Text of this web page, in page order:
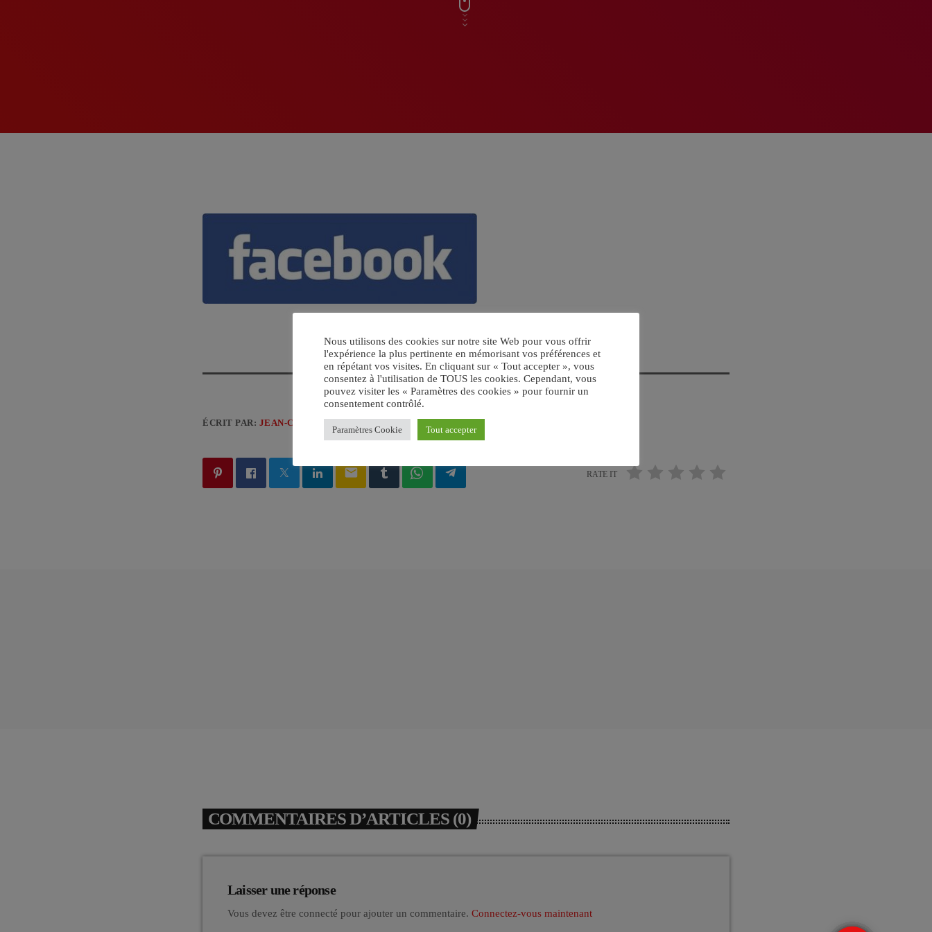
ÉCRIT PAR: JEAN-CLAUDE
email RATE IT
COMMENTAIRES D’ARTICLES (0)
Laisser une réponse
Vous devez être connecté pour ajouter un commentaire. Connectez-vous maintenant
Nous utilisons des cookies sur notre site Web pour vous offrir
l'expérience la plus pertinente en mémorisant vos préférences et
en répétant vos visites. En cliquant sur « Tout accepter », vous
consentez à l'utilisation de TOUS les cookies. Cependant, vous
pouvez visiter les « Paramètres des cookies » pour fournir un
consentement contrôlé.
Paramètres Cookie Tout accepter